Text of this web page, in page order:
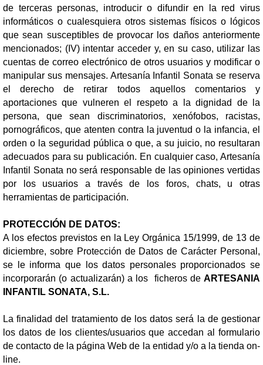
de terceras personas, introducir o difundir en la red virus
informáticos o cualesquiera otros sistemas físicos o lógicos
que sean susceptibles de provocar los daños anteriormente
mencionados; (IV) intentar acceder y, en su caso, utilizar las
cuentas de correo electrónico de otros usuarios y modificar o
manipular sus mensajes. Artesanía Infantil Sonata se reserva
el derecho de retirar todos aquellos comentarios y
aportaciones que vulneren el respeto a la dignidad de la
persona, que sean discriminatorios, xenófobos, racistas,
pornográficos, que atenten contra la juventud o la infancia, el
orden o la seguridad pública o que, a su juicio, no resultaran
adecuados para su publicación. En cualquier caso, Artesanía
Infantil Sonata no será responsable de las opiniones vertidas
por los usuarios a través de los foros, chats, u otras
herramientas de participación.
PROTECCIÓN DE DATOS:
A los efectos previstos en la Ley Orgánica 15/1999, de 13 de
diciembre, sobre Protección de Datos de Carácter Personal,
se le informa que los datos personales proporcionados se
incorporarán (o actualizarán) a los ficheros de ARTESANIA
INFANTIL SONATA, S.L.
La finalidad del tratamiento de los datos será la de gestionar
los datos de los clientes/usuarios que accedan al formulario
de contacto de la página Web de la entidad y/o a la tienda on-
line.